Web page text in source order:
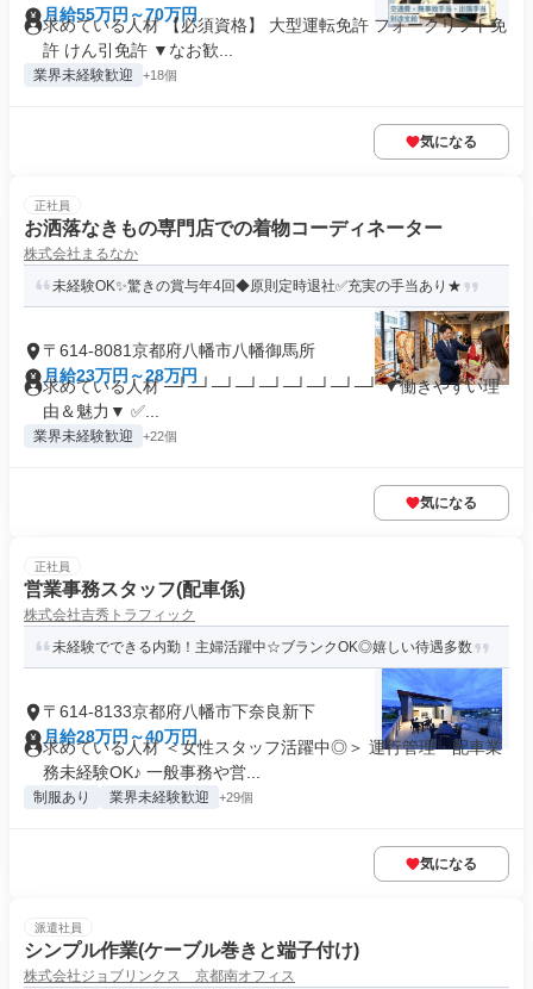
月給55万円～70万円
求めている人材 【必須資格】 大型運転免許 フォークリフト免
許 けん引免許 ▼なお歓...
業界未経験歓迎 +18個
気になる
正社員
お洒落なきもの専門店での着物コーディネーター
株式会社まるなか
未経験OK✨驚きの賞与年4回◆原則定時退社✅充実の手当あり★
〒614-8081京都府八幡市八幡御馬所
月給23万円～28万円
求めている人材 ─┘─┘─┘─┘─┘─┘─┘─┘─┘ ▼働きやすい理
由＆魅力▼ ✅...
業界未経験歓迎 +22個
気になる
正社員
営業事務スタッフ(配車係)
株式会社吉秀トラフィック
未経験でできる内勤！主婦活躍中☆ブランクOK◎嬉しい待遇多数
〒614-8133京都府八幡市下奈良新下
月給28万円～40万円
求めている人材 ＜女性スタッフ活躍中◎＞ 運行管理・配車業
務未経験OK♪ 一般事務や営...
制服あり 業界未経験歓迎 +29個
気になる
派遣社員
シンプル作業(ケーブル巻きと端子付け)
株式会社ジョブリンクス 京都南オフィス